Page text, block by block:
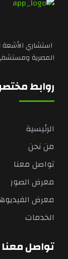
استشاري الأشعة
المصرية
روابط
الرئيسية
من نحن
تواصل معنا
معرض الصور
معرض
الخدمات
تواصل معنا